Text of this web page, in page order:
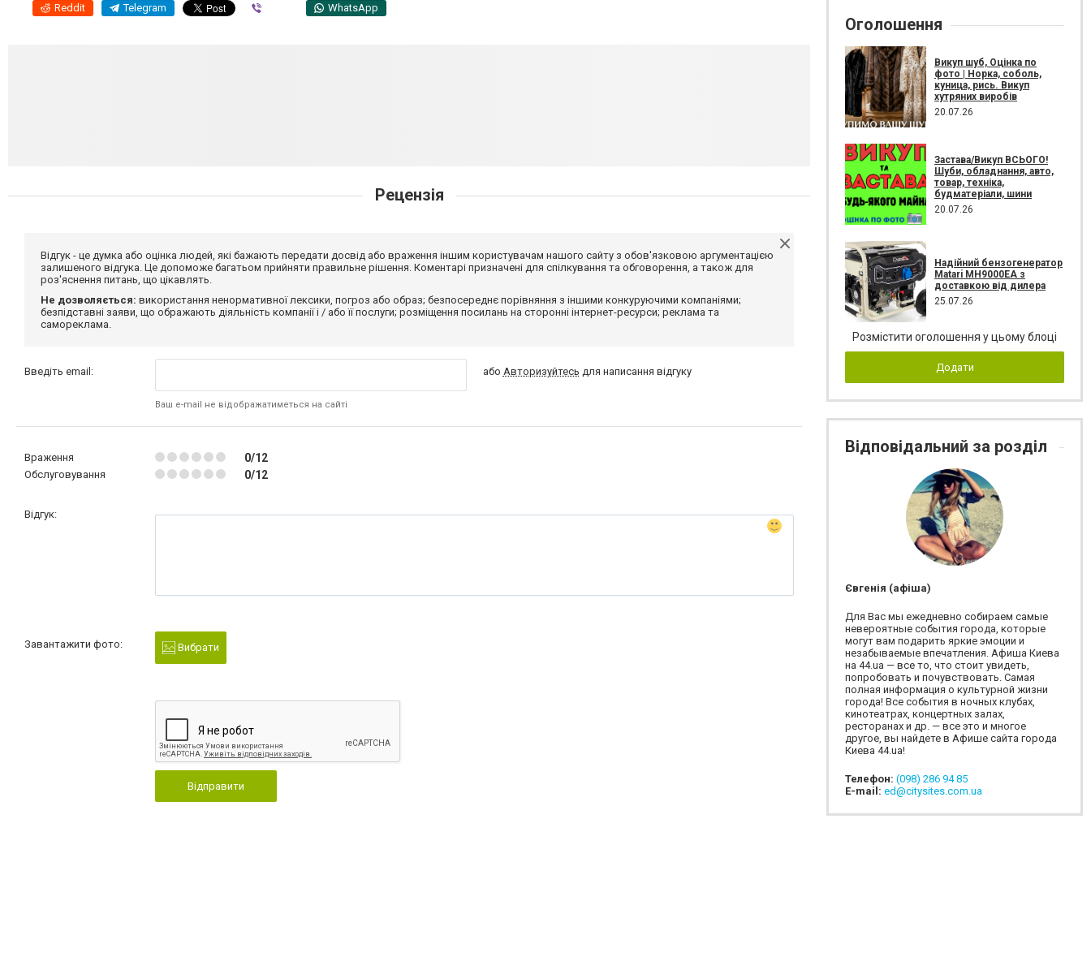
Reddit Telegram WhatsApp
Рецензія
Відгук - це думка або оцінка людей, які бажають передати досвід або враження іншим користувачам нашого сайту з обов'язковою аргументацією
залишеного відгука. Це допоможе багатьом прийняти правильне рішення. Коментарі призначені для спілкування та обговорення, а також для
роз'яснення питань, що цікавлять.
Не дозволяється: використання ненормативної лексики, погроз або образ; безпосереднє порівняння з іншими конкуруючими компаніями;
безпідставні заяви, що ображають діяльність компанії і / або її послуги; розміщення посилань на сторонні інтернет-ресурси; реклама та
самореклама.
Введіть email:
Ваш e-mail не відображатиметься на сайті
або Авторизуйтесь для написання відгуку
Враження 0/12
Обслуговування 0/12
Відгук:
Завантажити фото: Вибрати
Відправити
Оголошення
Викуп шуб, Оцінка по
фото | Норка, соболь,
куница, рись. Викуп
хутряних виробів
20.07.26
Застава/Викуп ВСЬОГО!
Шуби, обладнання, авто,
товар, техніка,
будматеріали, шини
20.07.26
Надійний бензогенератор
Matari MH9000EA з
доставкою від дилера
25.07.26
Розмістити оголошення у цьому блоці
Додати
Відповідальний за розділ
Євгенія (афіша)
Для Вас мы ежедневно собираем самые
невероятные события города, которые
могут вам подарить яркие эмоции и
незабываемые впечатления. Афиша Киева
на 44.ua — все то, что стоит увидеть,
попробовать и почувствовать. Самая
полная информация о культурной жизни
города! Все события в ночных клубах,
кинотеатрах, концертных залах,
ресторанах и др. — все это и многое
другое, вы найдете в Афише сайта города
Киева 44.ua!
Телефон: (098) 286 94 85
E-mail: ed@citysites.com.ua